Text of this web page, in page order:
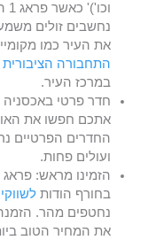
נחשבים זולים
את העיר כמו
התחבורה
במרכז העיר.
חדר פרטי באכסניה
ועולים פחות.
הזמינו מראש: פראג
בחורף הודות
נחטפים מהר.
את המחיר הטוב